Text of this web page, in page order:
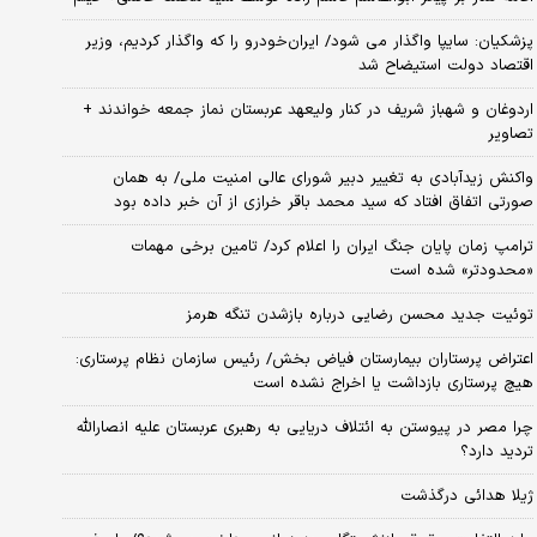
پزشکیان: سایپا واگذار می شود/ ایران‌خودرو را که واگذار کردیم، وزیر
اقتصاد دولت استیضاح شد
اردوغان و شهباز شریف در کنار ولیعهد عربستان نماز جمعه خواندند +
تصاویر
واکنش زیدآبادی به تغییر دبیر شورای عالی امنیت ملی/ به همان
صورتی اتفاق افتاد که سید محمد باقر خرازی از آن خبر داده بود
ترامپ زمان پایان جنگ ایران را اعلام کرد/ تامین برخی مهمات
«محدودتر» شده است
توئیت جدید محسن رضایی درباره بازشدن تنگه هرمز
اعتراض پرستاران بیمارستان فیاض بخش/ رئیس سازمان نظام پرستاری:
هیچ پرستاری بازداشت یا اخراج نشده است
چرا مصر در پیوستن به ائتلاف دریایی به رهبری عربستان علیه انصارالله
تردید دارد؟
ژیلا هدائی درگذشت